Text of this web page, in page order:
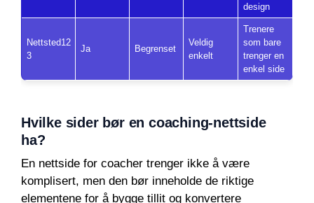
design
Nettsted12
3
Ja Begrenset
Veldig
enkelt
Trenere
som bare
trenger en
enkel side
Hvilke sider bør en coaching-nettside
ha?
En nettside for coacher trenger ikke å være
komplisert, men den bør inneholde de riktige
elementene for å bygge tillit og konvertere